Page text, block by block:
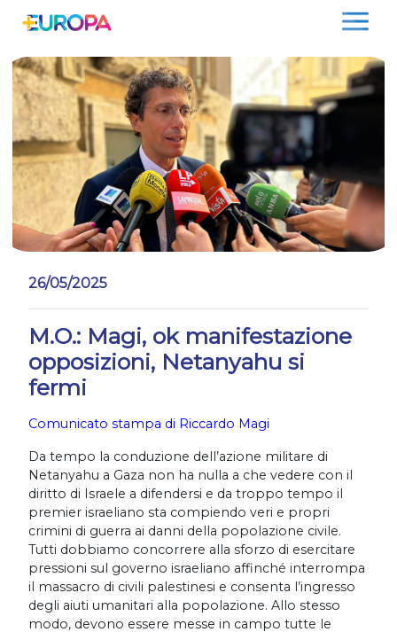
26/05/2025
M.O.: Magi, ok manifestazione
opposizioni, Netanyahu si
fermi
Comunicato stampa di Riccardo Magi
Da tempo la conduzione dell’azione militare di
Netanyahu a Gaza non ha nulla a che vedere con il
diritto di Israele a difendersi e da troppo tempo il
premier israeliano sta compiendo veri e propri
crimini di guerra ai danni della popolazione civile.
Tutti dobbiamo concorrere alla sforzo di esercitare
pressioni sul governo israeliano affinché interrompa
il massacro di civili palestinesi e consenta l’ingresso
degli aiuti umanitari alla popolazione. Allo stesso
modo, devono essere messe in campo tutte le